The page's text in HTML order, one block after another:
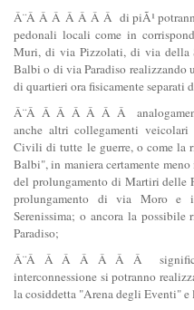
Â¨Â Â Â Â Â Â Â di piÃ¹
pedonali locali come in
Muri, di via Pizzolati, di via della
Balbi o di via Paradiso realizzando
di quartieri ora fisicamente separati
Â¨Â Â Â Â Â Â Â
anche altri collegamenti
Civili di tutte le guerre, o come la
Balbi", in maniera certamente
del prolungamento di Martiri delle
prolungamento di via Moro e
Serenissima; o ancora la
Paradiso;
Â¨Â Â Â Â Â Â Â
interconnessione si potranno
la cosiddetta "Arena degli Eventi"